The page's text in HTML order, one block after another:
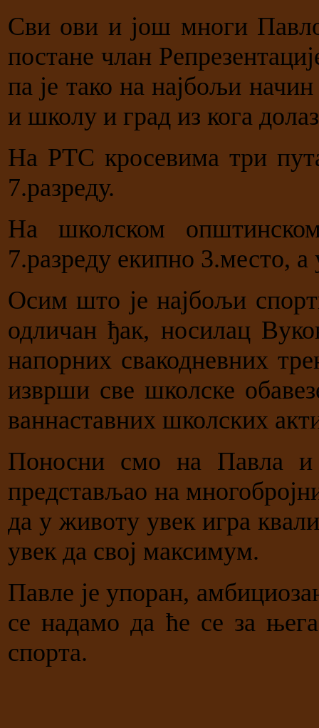
Сви ови и још многи
постане члан
па је тако на најбољи
и школу и град из кога
На РТС кросевима три
7.разреду.
На школском
7.разреду екипно 3.место,
Осим што је најбољи
одличан ђак, носилац
напорних свакодневних
изврши све школске
ваннаставних школских
Поносни смо на Павла
представљао на
да у животу увек игра
увек да свој максимум.
Павле је упоран,
се надамо да ће се за
спорта.